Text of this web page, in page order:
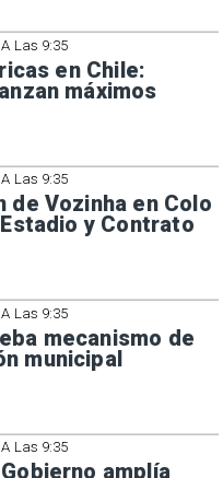
Las 9:35
en Chile:
máximos
Las 9:35
de Vozinha en Colo
y Contrato
Las 9:35
mecanismo de
municipal
Las 9:35
amplía